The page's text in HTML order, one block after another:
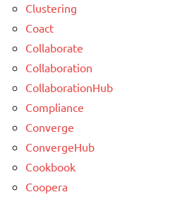
Clustering
Coact
Collaborate
Collaboration
CollaborationHub
Compliance
Converge
ConvergeHub
Cookbook
Coopera